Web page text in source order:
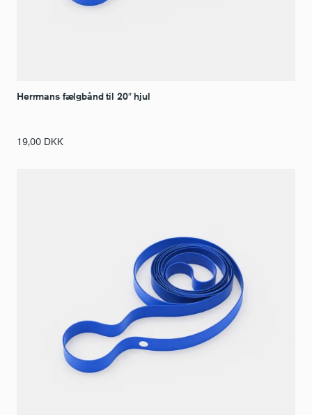
Herrmans fælgbånd til 20″ hjul
19,00 DKK